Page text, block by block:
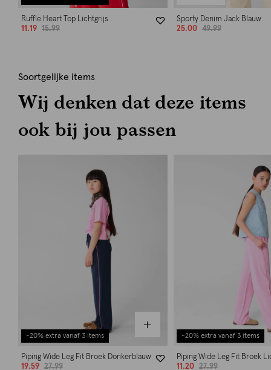
Ruffle Heart Top Lichtgrijs
11.19
15.99
Sporty Denim Jack Blauw
25.00
49.99
Soortgelijke items
Wij denken dat deze items
ook bij jou passen
-20% extra vanaf 3 items
Piping Wide Leg Fit Broek Donkerblauw
19.59
27.99
-20% extra vanaf 3 items
Piping Wide Leg Fit Broek
11.20
27.99